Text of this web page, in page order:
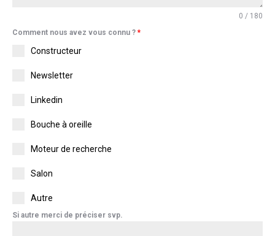
0 / 180
Comment nous avez vous connu ? *
Constructeur
Newsletter
Linkedin
Bouche à oreille
Moteur de recherche
Salon
Autre
Si autre merci de préciser svp.